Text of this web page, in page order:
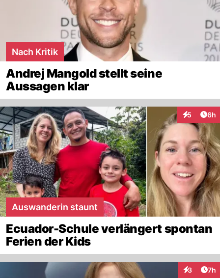
Nach Kritik
Andrej Mangold stellt seine
Aussagen klar
5 6h
Auswanderin staunt
Ecuador-Schule verlängert spontan
Ferien der Kids
3 7h